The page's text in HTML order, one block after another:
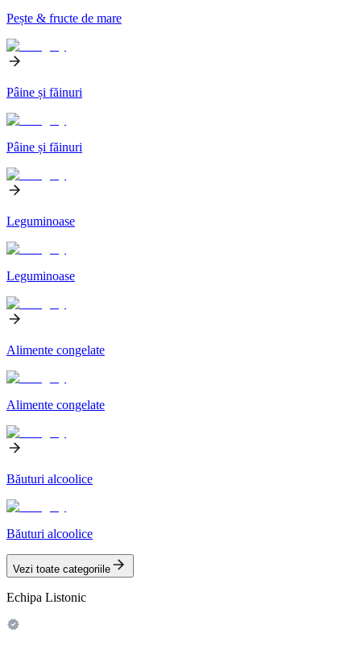
Pește & fructe de mare
Pâine și făinuri
Pâine și făinuri
Leguminoase
Leguminoase
Alimente congelate
Alimente congelate
Băuturi alcoolice
Băuturi alcoolice
Vezi toate categoriile
Echipa Listonic